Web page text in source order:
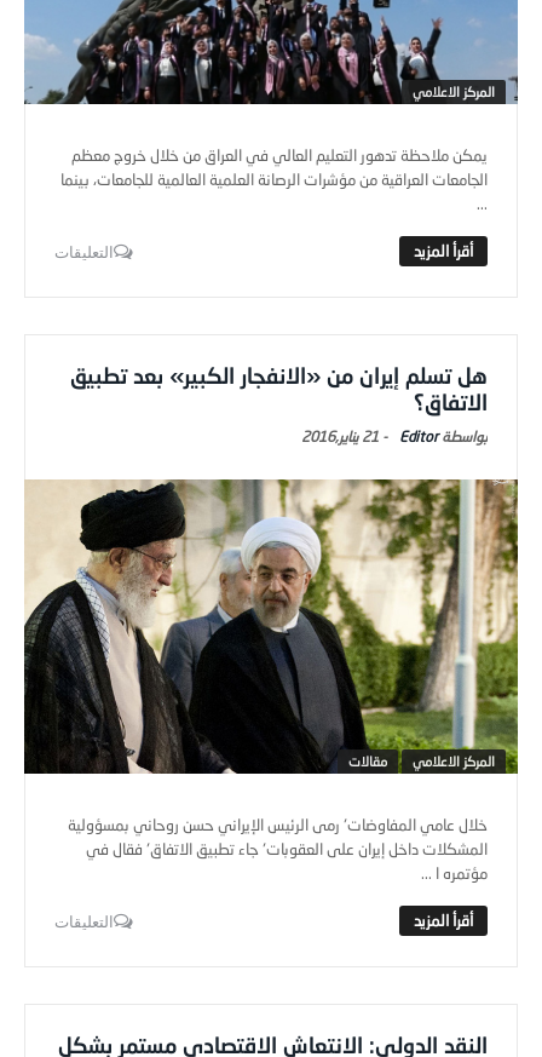
المركز الاعلامي
يمكن ملاحظة تدهور التعليم العالي في العراق من خلال خروج معظم
الجامعات العراقية من مؤشرات الرصانة العلمية العالمية للجامعات، بينما
...
التعليقات
هل تسلم إيران من «الانفجار الكبير» بعد تطبيق
الاتفاق؟
Editor
- 21 يناير,2016
المركز الاعلامي مقالات
خلال عامي المفاوضات٬ رمى الرئيس الإيراني حسن روحاني بمسؤولية
المشكلات داخل إيران على العقوبات٬ جاء تطبيق الاتفاق٬ فقال في
مؤتمره ا ...
التعليقات
النقد الدولي: الانتعاش الاقتصادي مستمر بشكل